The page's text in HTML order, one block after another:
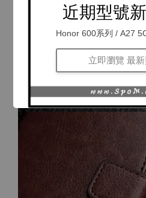
近期型號
Honor 600系列 / A27
立即瀏覽 最